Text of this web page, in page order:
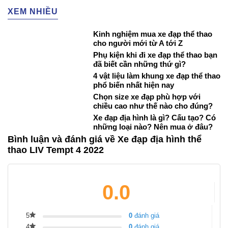
XEM NHIỀU
Kinh nghiệm mua xe đạp thể thao
cho người mới từ A tới Z
Phụ kiện khi đi xe đạp thể thao bạn
đã biết cần những thứ gì?
4 vật liệu làm khung xe đạp thể thao
phổ biến nhất hiện nay
Chọn size xe đạp phù hợp với
chiều cao như thế nào cho đúng?
Xe đạp địa hình là gì? Cấu tạo? Có
những loại nào? Nên mua ở đâu?
Bình luận và đánh giá về Xe đạp địa hình thể
thao LIV Tempt 4 2022
0.0
5 0 đánh giá